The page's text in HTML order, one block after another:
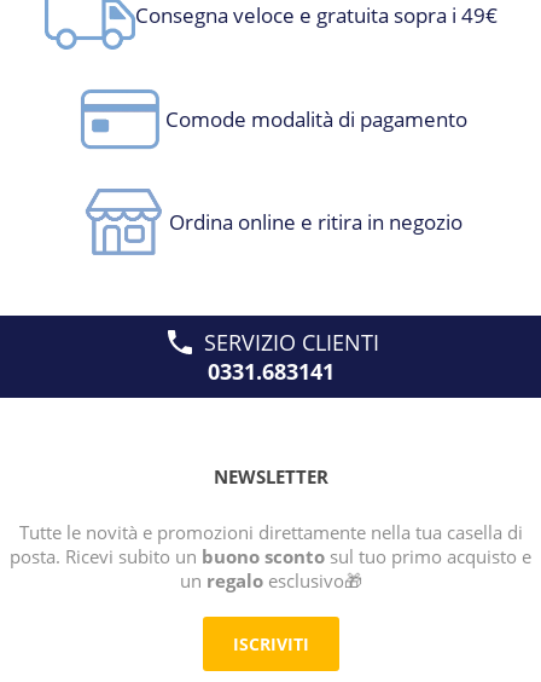
Consegna veloce e gratuita sopra i 49€
Comode modalità di pagamento
Ordina online e ritira in negozio
SERVIZIO CLIENTI
0331.683141
NEWSLETTER
Tutte le novità e promozioni direttamente nella tua casella di
posta. Ricevi subito un buono sconto sul tuo primo acquisto e
un regaloesclusivo🎁
ISCRIVITI